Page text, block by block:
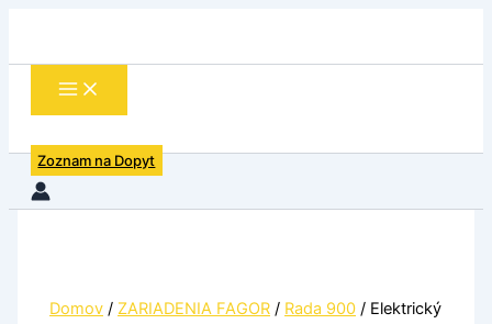
obsah
Zoznam na Dopyt
Domov / ZARIADENIA FAGOR / Rada 900 / Elektrický
hranolčekov
FAGOR
900
PLUS